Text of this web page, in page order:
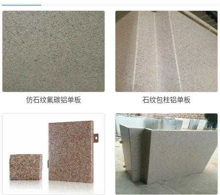
仿石纹氟碳铝单板 石纹包柱铝单板